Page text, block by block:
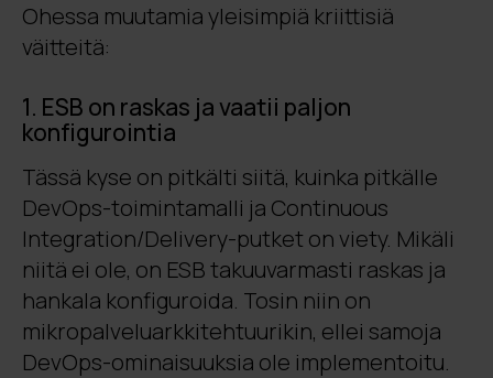
Ohessa muutamia yleisimpiä kriittisiä
väitteitä:
1. ESB on raskas ja vaatii paljon
konfigurointia
Tässä kyse on pitkälti siitä, kuinka pitkälle
DevOps-toimintamalli ja Continuous
Integration/Delivery-putket on viety. Mikäli
niitä ei ole, on ESB takuuvarmasti raskas ja
hankala konfiguroida. Tosin niin on
mikropalveluarkkitehtuurikin, ellei samoja
DevOps-ominaisuuksia ole implementoitu.